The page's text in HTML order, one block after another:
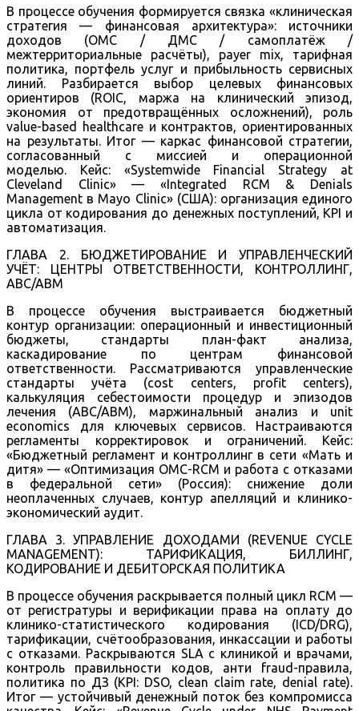
В процессе обучения формируется связка «клиническая
стратегия — финансовая архитектура»: источники
доходов (ОМС / ДМС / самоплатёж /
межтерриториальные расчёты), payer mix, тарифная
политика, портфель услуг и прибыльность сервисных
линий. Разбирается выбор целевых финансовых
ориентиров (ROIC, маржа на клинический эпизод,
экономия от предотвращённых осложнений), роль
value-based healthcare и контрактов, ориентированных
на результаты. Итог — каркас финансовой стратегии,
согласованный с миссией и операционной
моделью. Кейс: «Systemwide Financial Strategy at
Cleveland Clinic» — «Integrated RCM & Denials
Management в Mayo Clinic» (США): организация единого
цикла от кодирования до денежных поступлений, KPI и
автоматизация.
ГЛАВА 2. БЮДЖЕТИРОВАНИЕ И УПРАВЛЕНЧЕСКИЙ
УЧЁТ: ЦЕНТРЫ ОТВЕТСТВЕННОСТИ, КОНТРОЛЛИНГ,
ABC/ABM
В процессе обучения выстраивается бюджетный
контур организации: операционный и инвестиционный
бюджеты, стандарты план-факт анализа,
каскадирование по центрам финансовой
ответственности. Рассматриваются управленческие
стандарты учёта (cost centers, profit centers),
калькуляция себестоимости процедур и эпизодов
лечения (ABC/ABM), маржинальный анализ и unit
economics для ключевых сервисов. Настраиваются
регламенты корректировок и ограничений. Кейс:
«Бюджетный регламент и контроллинг в сети «Мать и
дитя» — «Оптимизация ОМС-RCM и работа с отказами
в федеральной сети» (Россия): снижение доли
неоплаченных случаев, контур апелляций и клинико-
экономический аудит.
ГЛАВА 3. УПРАВЛЕНИЕ ДОХОДАМИ (REVENUE CYCLE
MANAGEMENT): ТАРИФИКАЦИЯ, БИЛЛИНГ,
КОДИРОВАНИЕ И ДЕБИТОРСКАЯ ПОЛИТИКА
В процессе обучения раскрывается полный цикл RCM —
от регистратуры и верификации права на оплату до
клинико-статистического кодирования (ICD/DRG),
тарификации, счётообразования, инкассации и работы
с отказами. Раскрываются SLA с клиникой и врачами,
контроль правильности кодов, анти fraud-правила,
политика по ДЗ (KPI: DSO, clean claim rate, denial rate).
Итог — устойчивый денежный поток без компромисса